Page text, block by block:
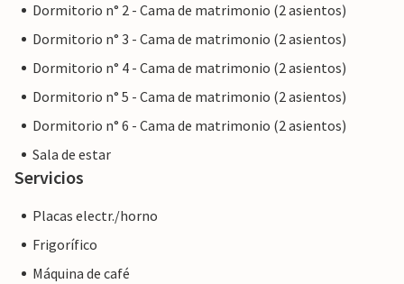
Serra se llega rápidamente en coche de alquiler.
Dormitorio n° 2 - Cama de matrimonio (2 asientos)
Dormitorio n° 3 - Cama de matrimonio (2 asientos)
Dormitorio n° 4 - Cama de matrimonio (2 asientos)
Dormitorio n° 5 - Cama de matrimonio (2 asientos)
Dormitorio n° 6 - Cama de matrimonio (2 asientos)
Sala de estar
Servicios
Placas electr./horno
Frigorífico
Máquina de café